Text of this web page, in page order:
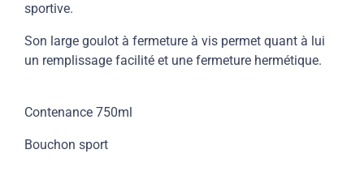
sportive.
Son large goulot à fermeture à vis permet quant à lui
un remplissage facilité et une fermeture hermétique.
Contenance 750ml
Bouchon sport